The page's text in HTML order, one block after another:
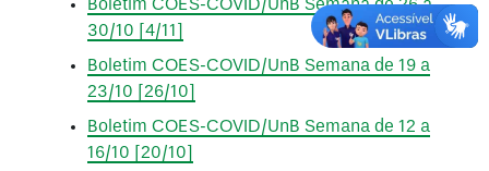
Boletim COES-COVID/UnB Semana de 26 a
30/10 [4/11]
Boletim COES-COVID/UnB Semana de 19 a
23/10 [26/10]
Boletim COES-COVID/UnB Semana de 12 a
16/10 [20/10]